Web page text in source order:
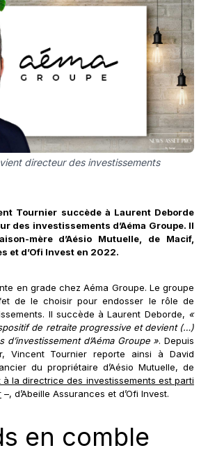
directeur des investissements
Tournier succède à Laurent Deborde
des investissements d’Aéma Groupe. Il
mère d’Aésio Mutuelle, de Macif,
et d’Ofi Invest en 2022.
en grade chez Aéma Groupe. Le groupe
de le choisir pour endosser le rôle de
Il succède à Laurent Deborde, «
de retraite progressive et devient (…)
d’investissement d’Aéma Groupe ». Depuis
Vincent Tournier reporte ainsi à David
du propriétaire d’Aésio Mutuelle, de
à la directrice des investissements est parti
–, d’Abeille Assurances et d’Ofi Invest.
en comble